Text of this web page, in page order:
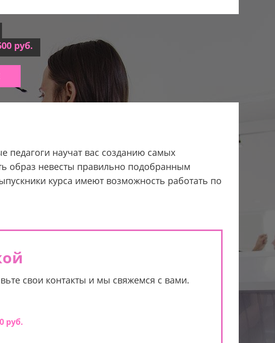
руб.
педагоги научат вас созданию самых
образ невесты правильно подобранным
курса имеют возможность работать по
свои контакты и мы свяжемся с вами.
руб.